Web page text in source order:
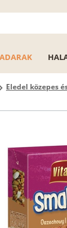
Eledel közepes